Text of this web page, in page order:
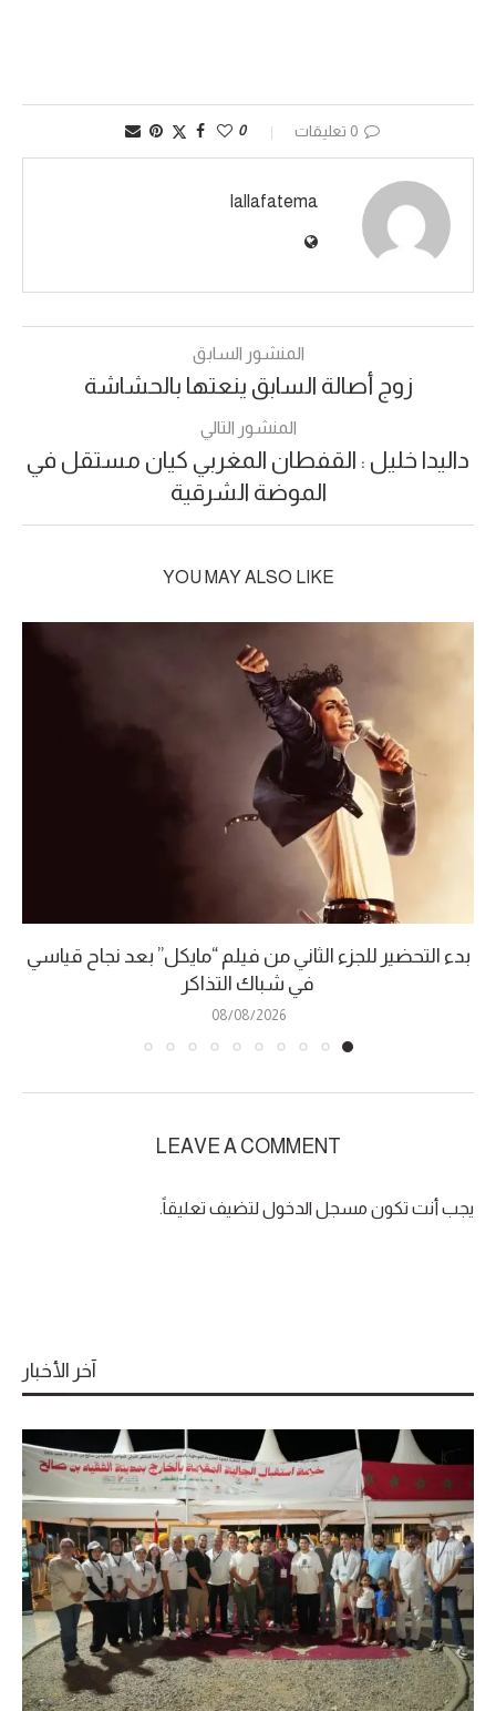
0 تعليقات 0
lallafatema
المنشور السابق
زوج أصالة السابق ينعتها بالحشاشة
المنشور التالي
داليدا خليل : القفطان المغربي كيان مستقل في
الموضة الشرقية
YOU MAY ALSO LIKE
بدء التحضير للجزء الثاني من فيلم “مايكل” بعد نجاح قياسي
في شباك التذاكر
08/08/2026
LEAVE A COMMENT
يجب أنت تكون مسجل الدخول لتضيف تعليقاً.
آخر الأخبار